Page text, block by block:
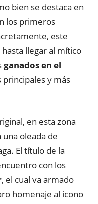
bien se destaca en
los primeros
este
llegar al mítico
ganados en el
principales y más
en esta zona
oleada de
El título de la
con los
, el cual va armado
homenaje al icono